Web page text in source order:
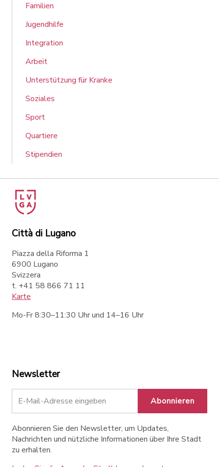
Familien
Jugendhilfe
Integration
Arbeit
Unterstützung für Kranke
Soziales
Sport
Quartiere
Stipendien
Città di Lugano
Piazza della Riforma 1
6900 Lugano
Svizzera
t. +41 58 866 71 11
Karte
Mo-Fr 8:30–11:30 Uhr und 14–16 Uhr
Newsletter
Abonnieren
Abonnieren Sie den Newsletter, um Updates,
Nachrichten und nützliche Informationen über Ihre Stadt
zu erhalten.